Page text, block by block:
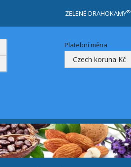
ZELENÉ DRAHOKAMY®
Platební měna